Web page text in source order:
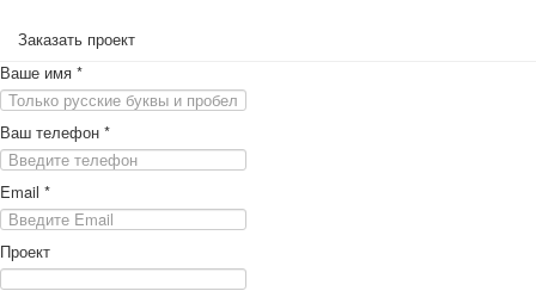
Заказать проект
Ваше имя *
Ваш телефон *
Email *
Проект